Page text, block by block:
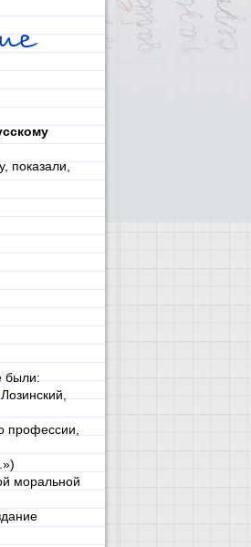
показали,
были:
профессии,
моральной